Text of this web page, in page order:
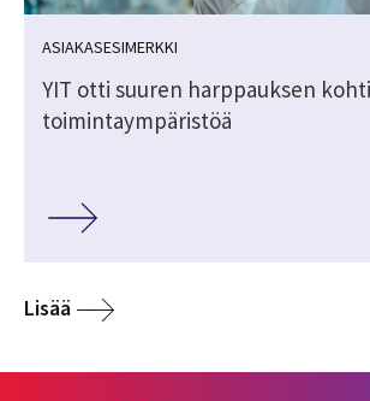
ASIAKASESIMERKKI
YIT otti suuren harppauksen
toimintaympäristöä
Lisää